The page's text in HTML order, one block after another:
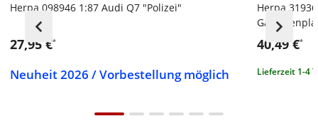
Herpa 098946 1:87 Audi Q7 "Polizei"
27,95 €*
Neuheit 2026 / Vorbestellung möglich
Herpa
40,49 €*
Lieferzeit 1-4